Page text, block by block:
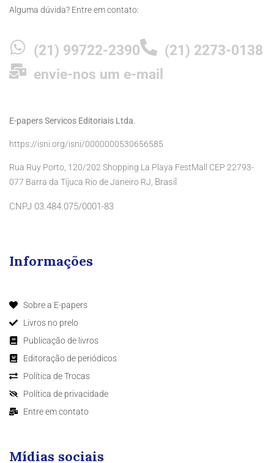
Alguma dúvida? Entre em contato:
(21) 99722-2390
(21) 2273-0138
envie-nos um e-mail
E-papers Servicos Editoriais Ltda.
https://isni.org/isni/0000000530656585
Rua Ruy Porto, 120/202 Shopping La Playa FestMall CEP 22793-
077 Barra da Tijuca Rio de Janeiro RJ, Brasil
CNPJ 03.484.075/0001-83
Informações
Sobre a E-papers
Livros no prelo
Publicação de livros
Editoração de periódicos
Política de Trocas
Política de privacidade
Entre em contato
Mídias sociais